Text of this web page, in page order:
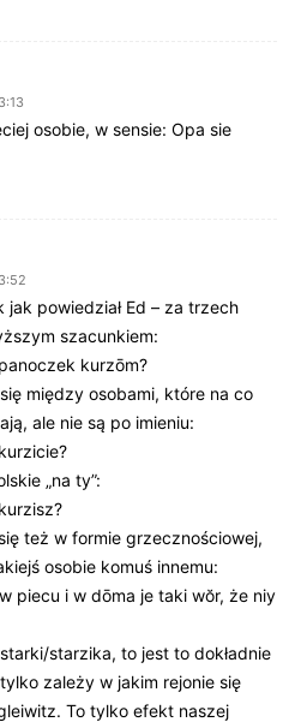
osobie, w sensie: Opa sie
jak powiedział Ed – za trzech
szacunkiem:
kurzōm?
między osobami, które na co
ale nie są po imieniu:
„na ty”:
też w formie grzecznościowej,
osobie komuś innemu:
piecu i w dōma je taki wŏr, że niy
starzika, to jest to dokładnie
zależy w jakim rejonie się
To tylko efekt naszej